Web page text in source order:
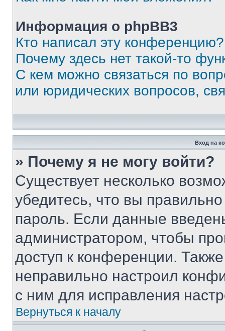
Информация о phpBB3
Кто написал эту конференцию?
Почему здесь нет такой-то
С кем можно связаться по
или юридических вопросов,
Вход на
» Почему я не могу войти?
Существует несколько
убедитесь, что вы
пароль. Если данные
администратором, чтобы
доступ к конференции.
неправильно настроил
с ним для исправления
Вернуться к началу